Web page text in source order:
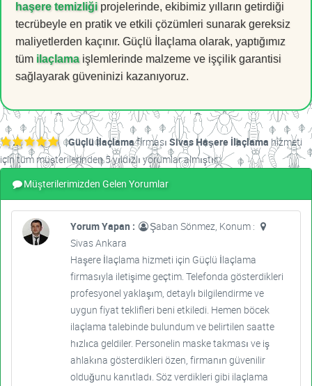
haşere temizliği projelerinde, ekibimiz yılların getirdiği
tecrübeyle en pratik ve etkili çözümleri sunarak gereksiz
maliyetlerden kaçınır. Güçlü İlaçlama olarak, yaptığımız
tüm ilaçlamaişlemlerinde malzeme ve işçilik garantisi
sağlayarak güveninizi kazanıyoruz.
Güçlü İlaçlamafirması Sivas Haşere İlaçlama hizmeti
için tüm müşterilerinden 5 yıldızlı yorumlar almıştır.
Müşterilerimizden Gelen Yorumlar
Yorum Yapan :
Şaban Sönmez, Konum :
Sivas Ankara
Haşere İlaçlama hizmeti için Güçlü İlaçlama
firmasıyla iletişime geçtim. Telefonda gösterdikleri
profesyonel yaklaşım, detaylı bilgilendirme ve
uygun fiyat teklifleri beni etkiledi. Hemen böcek
ilaçlama talebinde bulundum ve belirtilen saatte
hızlıca geldiler. Personelin maske takması ve iş
ahlakına gösterdikleri özen, firmanın güvenilir
olduğunu kanıtladı. Söz verdikleri gibi ilaçlama